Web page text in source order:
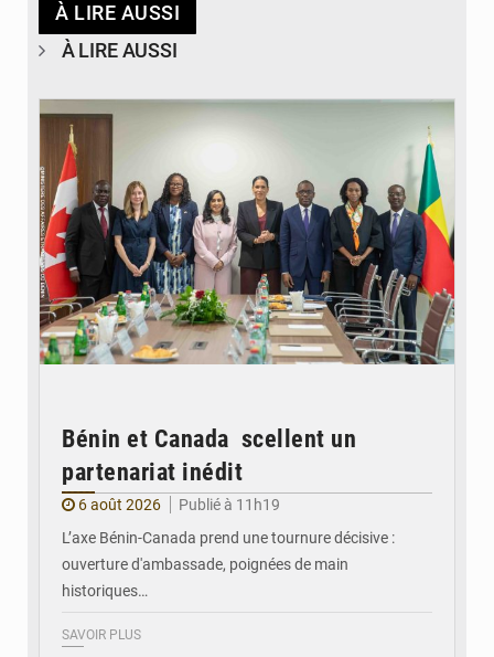
À LIRE AUSSI
À LIRE AUSSI
Bénin et Canada scellent un
partenariat inédit
6 août 2026
Publié à 11h19
L’axe Bénin-Canada prend une tournure décisive :
ouverture d'ambassade, poignées de main
historiques…
SAVOIR PLUS